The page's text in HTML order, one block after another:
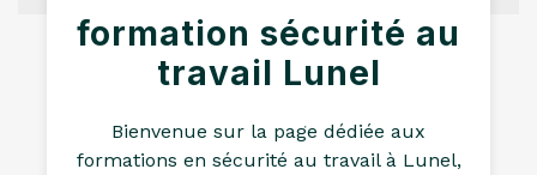
formation sécurité au
travail Lunel
Bienvenue sur la page dédiée aux
formations en sécurité au travail à Lunel,